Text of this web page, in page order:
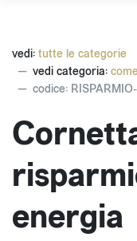
vedi: tutte le categorie
vedi categoria:
codice:
energia